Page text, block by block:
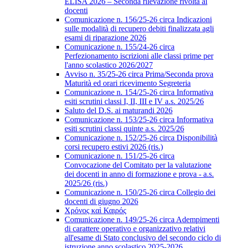
docenti
Comunicazione n. 156/25-26 circa Indicazioni
sulle modalità di recupero debiti finalizzata agli
esami di riparazione 2026
Comunicazione n. 155/24-26 circa
Perfezionamento iscrizioni alle classi prime per
l'anno scolastico 2026/2027
Avviso n. 35/25-26 circa Prima/Seconda prova
Maturità ed orari ricevimento Segreteria
Comunicazione n. 154/25-26 circa Informativa
esiti scrutini classi I, II, III e IV a.s. 2025/26
Saluto del D.S. ai maturandi 2026
Comunicazione n. 153/25-26 circa Informativa
esiti scrutini classi quinte a.s. 2025/26
Comunicazione n. 152/25-26 circa Disponibilità
corsi recupero estivi 2026 (ris.)
Comunicazione n. 151/25-26 circa
Convocazione del Comitato per la valutazione
dei docenti in anno di formazione e prova - a.s.
2025/26 (ris.)
Comunicazione n. 150/25-26 circa Collegio dei
docenti di giugno 2026
Χρόνος καὶ Καιρός
Comunicazione n. 149/25-26 circa Adempimenti
di carattere operativo e organizzativo relativi
all'esame di Stato conclusivo del secondo ciclo di